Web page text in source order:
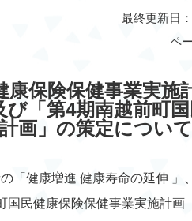
最終更新日
ペ
康保険保健事業実施
「第4期南越前町
画」の策定について
「健康増進 健康寿命の延伸 」
国民健康保険保健事業実施計画